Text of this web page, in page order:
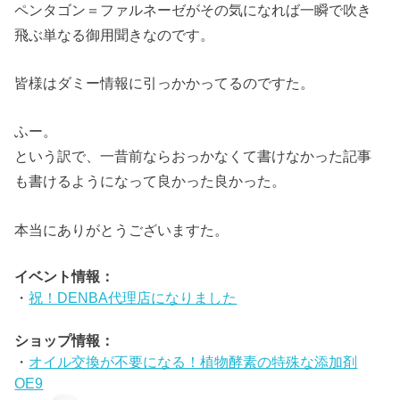
ペンタゴン＝ファルネーゼがその気になれば一瞬で吹き
飛ぶ単なる御用聞きなのです。
皆様はダミー情報に引っかかってるのですた。
ふー。
という訳で、一昔前ならおっかなくて書けなかった記事
も書けるようになって良かった良かった。
本当にありがとうございますた。
イベント情報：
・祝！DENBA代理店になりました
ショップ情報：
・ オイル交換が不要になる！植物酵素の特殊な添加剤
OE9